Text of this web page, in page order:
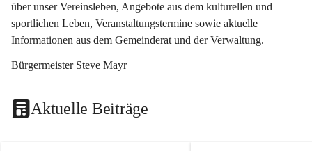
über unser Vereinsleben, Angebote aus dem kulturellen und
sportlichen Leben, Veranstaltungstermine sowie aktuelle
Informationen aus dem Gemeinderat und der Verwaltung.
Bürgermeister Steve Mayr
Aktuelle Beiträge